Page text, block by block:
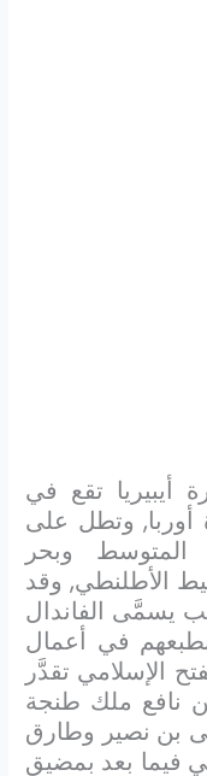
أيبيريا تقع في
أوربا, وتطل على
المتوسط وبحر
الأطلنطي, وقد
يسمَّى الفاندال
في أعمال
الإسلامي تقدَّر
نافع ملك طنجة
بن نصير وطارق
فيما بعد بمضيق